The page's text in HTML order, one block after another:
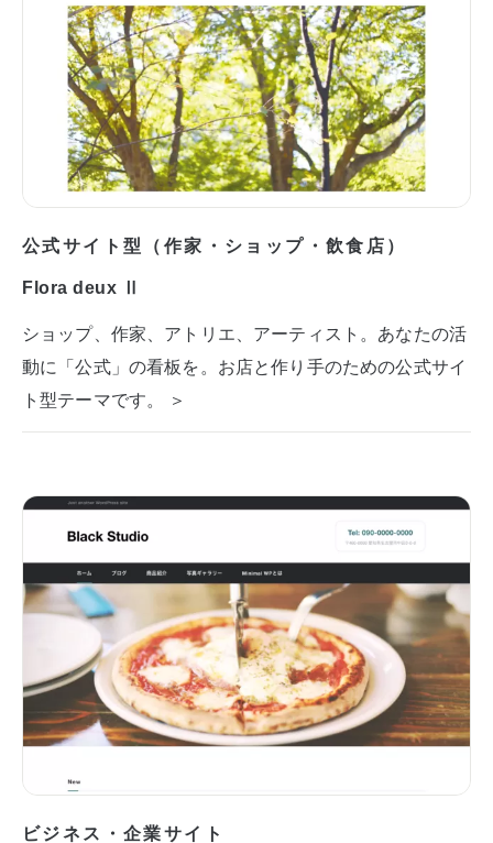
公式サイト型（作家・ショップ・飲食店）
Flora deux Ⅱ
ショップ、作家、アトリエ、アーティスト。あなたの活
動に「公式」の看板を。お店と作り手のための公式サイ
ト型テーマです。 ＞
ビジネス・企業サイト